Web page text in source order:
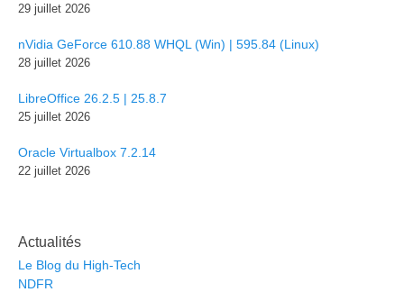
29 juillet 2026
nVidia GeForce 610.88 WHQL (Win) | 595.84 (Linux)
28 juillet 2026
LibreOffice 26.2.5 | 25.8.7
25 juillet 2026
Oracle Virtualbox 7.2.14
22 juillet 2026
Actualités
Le Blog du High-Tech
NDFR